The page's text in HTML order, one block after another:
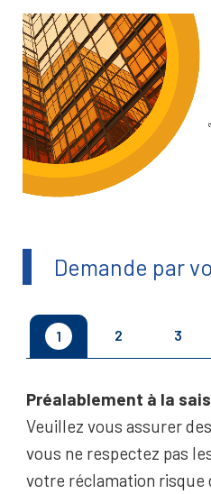
Demande par
1 2 3
Préalablement à la
Veuillez vous assurer
vous ne respectez pas
votre réclamation risque